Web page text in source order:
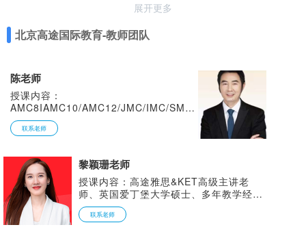
展开更多
北京高途国际教育-教师团队
陈老师
授课内容：
AMC8IAMC10/AMC12/JMC/IMC/SMC/
物理碗/BPHO。高途国际教育理科竞赛主
讲教师，北大本硕博连读，北京大学理学
北省市级高考状元，理科学霸，理科教学
组长，学科教练/讲师。专业功底深厚，
擅长解题思路的引导和解题技巧的归纳，
能够精准把握考试重点，启发互动式教
学。注重对学生数理思维的融汇及拓展，
一题多解，灵活拓展学生思路，分层架
联系老师
黎颖珊老师
授课内容：高途雅思&KET高级主讲老
师、英国爱丁堡大学硕士、多年教学经
验，将语言学与教育学的专业理论运用到
实际教学中，擅长帮助学生在备考的同
联系老师